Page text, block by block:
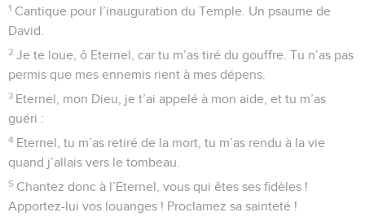
1 Cantique pour l’inauguration du Temple. Un psaume de
David.
2 Je te loue, ô Eternel, car tu m’as tiré du gouffre. Tu n’as pas
permis que mes ennemis rient à mes dépens.
3 Eternel, mon Dieu, je t’ai appelé à mon aide, et tu m’as
guéri :
4 Eternel, tu m’as retiré de la mort, tu m’as rendu à la vie
quand j’allais vers le tombeau.
5 Chantez donc à l’Eternel, vous qui êtes ses fidèles !
Apportez-lui vos louanges ! Proclamez sa sainteté !